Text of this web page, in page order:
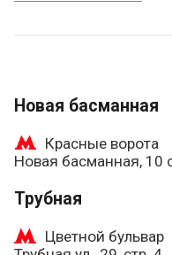
Новая басманная
Красные ворота
Новая басманная, 10
Трубная
Цветной бульвар